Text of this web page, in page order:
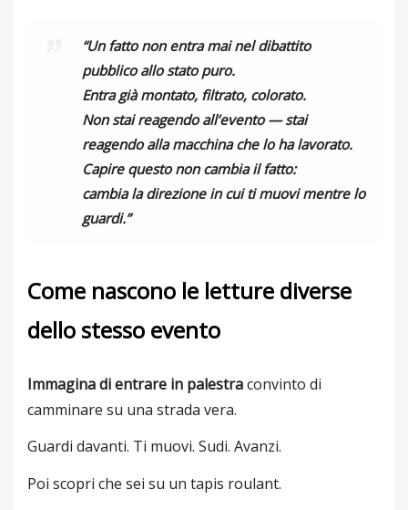
“Un fatto non entra mai nel dibattito
pubblico allo stato puro.
Entra già montato, filtrato, colorato.
Non stai reagendo all’evento — stai
reagendo alla macchina che lo ha lavorato.
Capire questo non cambia il fatto:
cambia la direzione in cui ti muovi mentre lo
guardi.”
Come nascono le letture diverse
dello stesso evento
Immagina di entrare in palestraconvinto di
camminare su una strada vera.
Guardi davanti. Ti muovi. Sudi. Avanzi.
Poi scopri che sei su un tapis roulant.